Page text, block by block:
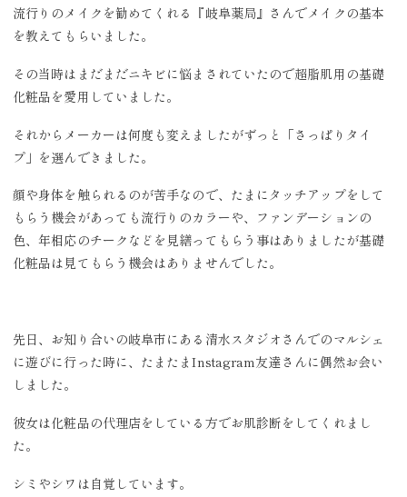
流行りのメイクを勧めてくれる『岐阜薬局』さんでメイクの基本
を教えてもらいました。
その当時はまだまだニキビに悩まされていたので超脂肌用の基礎
化粧品を愛用していました。
それからメーカーは何度も変えましたがずっと「さっぱりタイ
プ」を選んできました。
顔や身体を触られるのが苦手なので、たまにタッチアップをして
もらう機会があっても流行りのカラーや、ファンデーションの
色、年相応のチークなどを見繕ってもらう事はありましたが基礎
化粧品は見てもらう機会はありませんでした。
先日、お知り合いの岐阜市にある清水スタジオさんでのマルシェ
に遊びに行った時に、たまたまInstagram友達さんに偶然お会い
しました。
彼女は化粧品の代理店をしている方でお肌診断をしてくれまし
た。
シミやシワは自覚しています。